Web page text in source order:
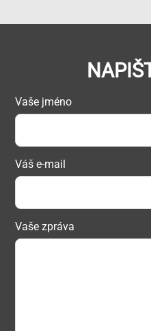
Vaše jméno
Váš e-mail
Vaše zpráva